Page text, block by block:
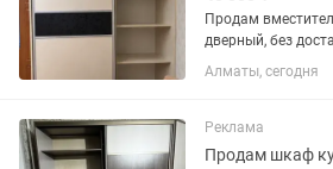
Продам
дверный, без
Алматы, сегодня
Реклама